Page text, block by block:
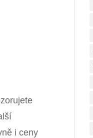
i ceny